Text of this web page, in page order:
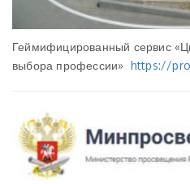
Геймифицированный сервис
выбора профессии» https://